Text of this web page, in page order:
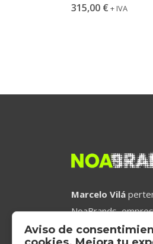
315,00 € + IVA
Marcelo Vilá
NoaBrands,
merchandising de
Aviso de